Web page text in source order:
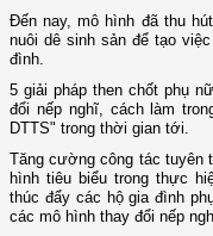
Đến nay, mô hình đã thu
nuôi dê sinh sản để tạo
đình.
5 giải pháp then chốt phụ
đổi nếp nghĩ, cách làm
DTTS" trong thời gian tới.
Tăng cường công tác tuyên
hình tiêu biểu trong thực
thúc đẩy các hộ gia đình
các mô hình thay đổi nếp